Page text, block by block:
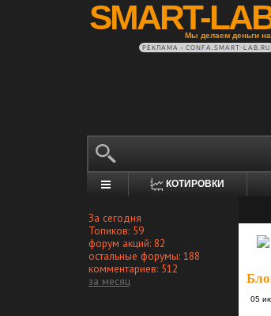
SMART-Мы делаем деньги
РЕКЛАМА • CONFA.SMART-LAB.RU
КОТИРОВКИ
За сегодня
Топиков: 59
форум акций: 82
остальные форумы: 188
комментариев: 512
за месяц
05